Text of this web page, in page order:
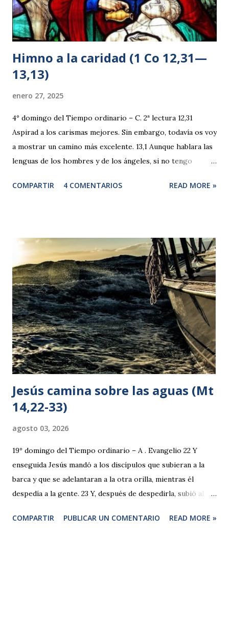
Himno a la caridad (1 Co 12,31—
13,13)
enero 27, 2025
4º domingo del Tiempo ordinario – C. 2ª lectura 12,31
Aspirad a los carismas mejores. Sin embargo, todavía os voy
a mostrar un camino más excelente. 13,1 Aunque hablara las
lenguas de los hombres y de los ángeles, si no tengo
platillos. 2 Y aunque tuviera el don de profecía y conociera
entregara mi cuerpo para dejarme quemar, si no tengo
caridad, de nada me aprovecharía. 4 La caridad es paciente,
la caridad es amable; no es envidiosa, no obra con soberbia,
no se jacta, 5 no es ambiciosa, no busca lo suyo, no se irrita,
no toma en cuenta el mal, 6 no se alegra por la injusticia, se
complace en la verdad; 7 todo lo aguanta, todo lo cree, todo
lo espera, todo lo soporta. 8 La caridad n...
COMPARTIR 4 COMENTARIOS READ MORE »
Jesús camina sobre las aguas (Mt
14,22-33)
agosto 03, 2026
19º domingo del Tiempo ordinario – A . Evangelio 22 Y
enseguida Jesús mandó a los discípulos que subieran a la
barca y que se adelantaran a la otra orilla, mientras él
despedía a la gente. 23 Y, después de despedirla, subió al
solo allí. 24 Mientras tanto, la barca ya se había alejado de
COMPARTIR PUBLICAR UN COMENTARIO READ MORE »